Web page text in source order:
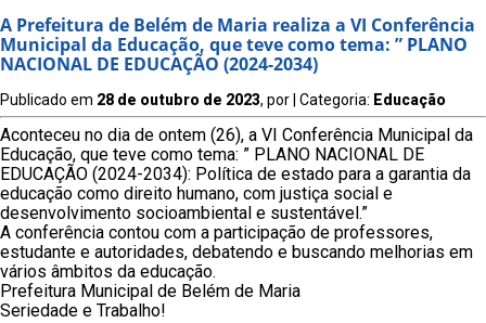
A Prefeitura de Belém de Maria realiza a VI Conferência
Municipal da Educação, que teve como tema: ” PLANO
NACIONAL DE EDUCAÇÃO (2024-2034)
Publicado em 28 de outubro de 2023, por | Categoria: Educação
Aconteceu no dia de ontem (26), a VI Conferência Municipal da
Educação, que teve como tema: ” PLANO NACIONAL DE
EDUCAÇÃO (2024-2034): Política de estado para a garantia da
educação como direito humano, com justiça social e
desenvolvimento socioambiental e sustentável.”
A conferência contou com a participação de professores,
estudante e autoridades, debatendo e buscando melhorias em
vários âmbitos da educação.
Prefeitura Municipal de Belém de Maria
Seriedade e Trabalho!